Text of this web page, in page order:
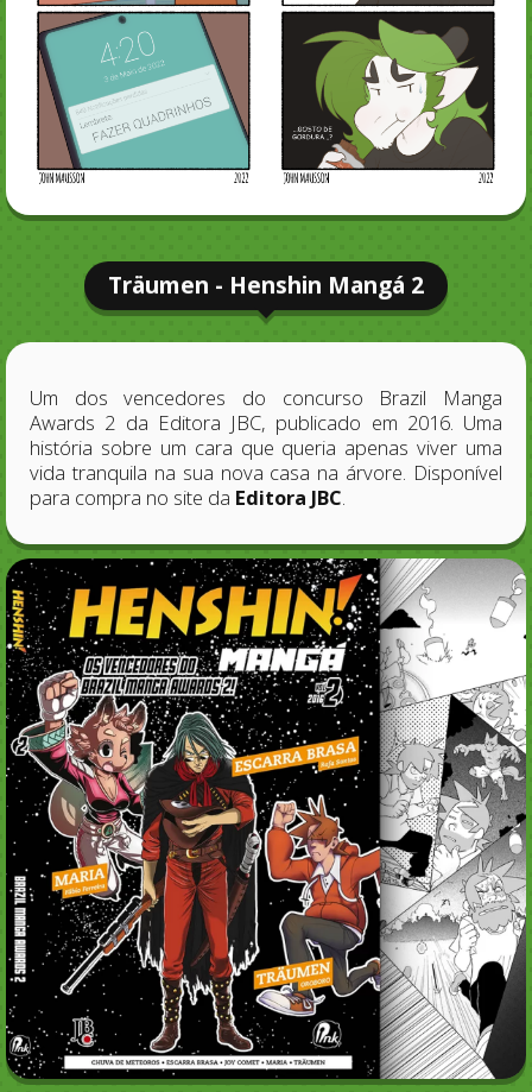
Träumen - Henshin Mangá 2
Um dos vencedores do concurso Brazil Manga
Awards 2 da Editora JBC, publicado em 2016. Uma
história sobre um cara que queria apenas viver uma
vida tranquila na sua nova casa na árvore. Disponível
para compra no site da Editora JBC.